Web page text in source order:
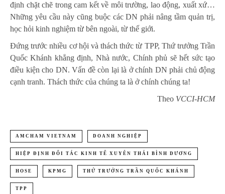
định chặt chẽ trong cam kết về môi trường, lao động, xuất xứ…
Những yêu cầu này cũng buộc các DN phải nâng tầm quản trị,
học hỏi kinh nghiệm từ bên ngoài, từ thế giới.
Đứng trước nhiều cơ hội và thách thức từ TPP, Thứ trưởng Trần
Quốc Khánh khẳng định, Nhà nước, Chính phủ sẽ hết sức tạo
điều kiện cho DN. Vấn đề còn lại là ở chính DN phải chủ động
cạnh tranh. Thách thức của chúng ta là ở chính chúng ta!
Theo VCCI-HCM
AMCHAM VIETNAM DOANH NGHIỆP
HIỆP ĐỊNH ĐỐI TÁC KINH TẾ XUYÊN THÁI BÌNH DƯƠNG
HOSE KPMG THỨ TRƯỞNG TRẦN QUỐC KHÁNH
TPP